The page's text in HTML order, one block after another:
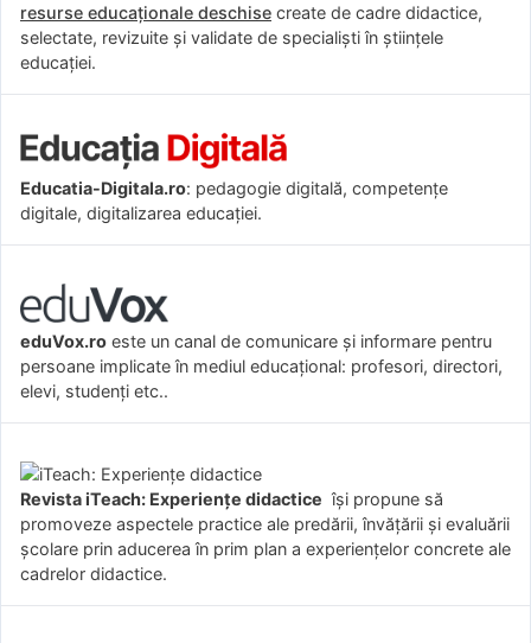
resurse educaționale deschise create de cadre didactice,
selectate, revizuite și validate de specialiști în științele
educației.
Educatia-Digitala.ro: pedagogie digitală, competențe
digitale, digitalizarea educației.
eduVox.ro este un canal de comunicare și informare pentru
persoane implicate în mediul educațional: profesori, directori,
elevi, studenți etc..
Revista iTeach: Experienţe didactice îşi propune să
promoveze aspectele practice ale predării, învăţării şi evaluării
şcolare prin aducerea în prim plan a experienţelor concrete ale
cadrelor didactice.